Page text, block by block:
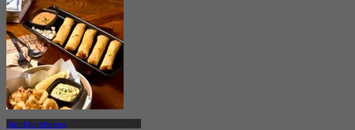
Từ฿ 316.66
Ramkhamhaeng